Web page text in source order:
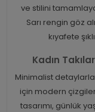
ve stilini
Sarı rengin göz
kıyafete
Kadın
Minimalist
için modern
tasarımı, günlük